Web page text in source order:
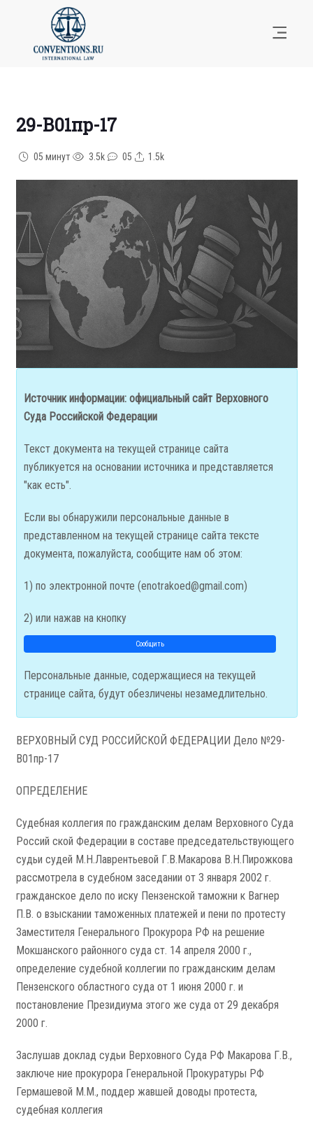
29-В01пр-17
05 минут 3.5k 05 1.5k
Источник информации: официальный сайт Верховного
Суда Российской Федерации
Текст документа на текущей странице сайта
публикуется на основании источника и представляется
"как есть".
Если вы обнаружили персональные данные в
представленном на текущей странице сайта тексте
документа, пожалуйста, сообщите нам об этом:
1) по электронной почте (enotrakoed@gmail.com)
2) или нажав на кнопку
Сообщить
Персональные данные, содержащиеся на текущей
странице сайта, будут обезличены незамедлительно.
ВЕРХОВНЫЙ СУД РОССИЙСКОЙ ФЕДЕРАЦИИ Дело №29-
В01пр-17
ОПРЕДЕЛЕНИЕ
Судебная коллегия по гражданским делам Верховного Суда
Россий­ ской Федерации в составе председательствующего
судьи судей М.Н.Лаврентьевой Г.В.Макарова В.Н.Пирожкова
рассмотрела в судебном заседании от 3 января 2002 г.
гражданское дело по иску Пензенской таможни к Вагнер
П.В. о взыскании таможенных платежей и пени по протесту
Заместителя Генерального Прокурора РФ на решение
Мокшанского районного суда ст. 14 апреля 2000 г.,
определение судебной коллегии по гражданским делам
Пензенского областного суда от 1 июня 2000 г. и
постановление Президиума этого же суда от 29 декабря
2000 г.
Заслушав доклад судьи Верховного Суда РФ Макарова Г.В.,
заключе­ ние прокурора Генеральной Прокуратуры РФ
Гермашевой М.М., поддер­ жавшей доводы протеста,
судебная коллегия